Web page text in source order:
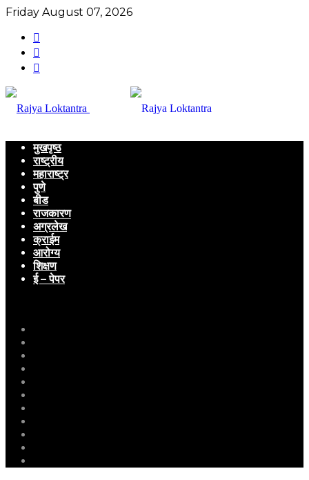
Friday August 07, 2026
मुखपृष्ठ
राष्ट्रीय
महाराष्ट्र
पुणे
बीड
राजकारण
अग्रलेख
क्राईम
आरोग्य
शिक्षण
ई – पेपर